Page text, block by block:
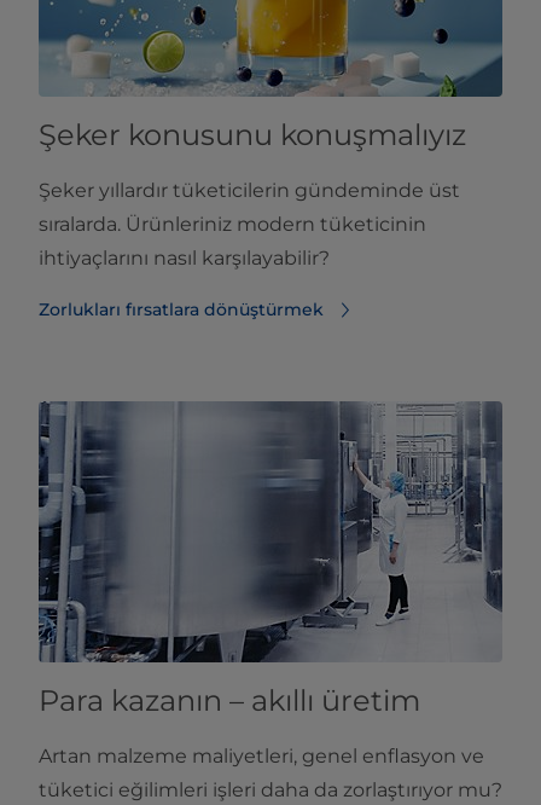
Şeker konusunu konuşmalıyız
Şeker yıllardır tüketicilerin gündeminde üst
sıralarda. Ürünleriniz modern tüketicinin
ihtiyaçlarını nasıl karşılayabilir?
Zorlukları fırsatlara dönüştürmek
Para kazanın – akıllı üretim
Artan malzeme maliyetleri, genel enflasyon ve
tüketici eğilimleri işleri daha da zorlaştırıyor mu?